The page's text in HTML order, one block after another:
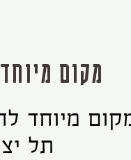
מקום
מיוחד
תל